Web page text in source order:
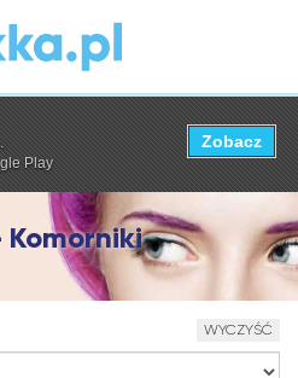
WYCZYŚĆ
Play
Zobacz